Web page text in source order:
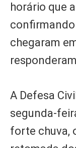
horário que
chegaram
A Defesa
segunda-
forte chuva,